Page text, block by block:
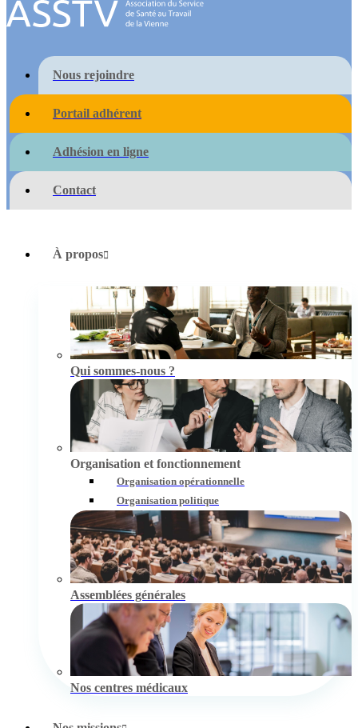
Nous rejoindre
Portail adhérent
Adhésion en ligne
Contact
À propos
Qui sommes-nous ?
Organisation et fonctionnement
Organisation opérationnelle
Organisation politique
Assemblées générales
Nos centres médicaux